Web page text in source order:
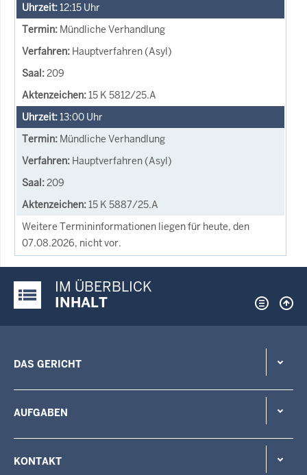
12:15 Uhr
Mündliche Verhandlung
Hauptverfahren (Asyl)
209
15 K 5812/25.A
13:00 Uhr
Mündliche Verhandlung
Hauptverfahren (Asyl)
209
15 K 5887/25.A
Weitere Termininformationen liegen für heute, den
07.08.2026, nicht vor.
Justiz-Portal im Überblick:
IM ÜBERBLICK
INHALT
DAS GERICHT
AUFGABEN
KONTAKT